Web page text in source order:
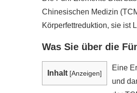
Chinesischen Medizin
Körperfettreduktion, sie ist
Was Sie über die
Inhalt [Anzeigen]
Eine
und